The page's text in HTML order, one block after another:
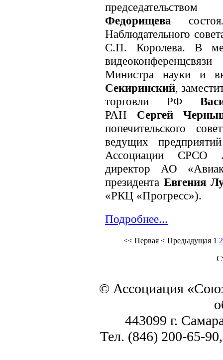
Федорищева
Наблюдательного
С.П. Королева. В
Министра науки и
Секиринский,
торговли РФ
РАН Сергей
попечительского
ведущих
Ассоциации СРСО
директор АО
президентаЕвгения
«РКЦ «Прогресс»).
Подробнее...
<< Первая < Предыдущая 1 2
© Ассоциация
443099 г.
Тел. (846) 200-65-